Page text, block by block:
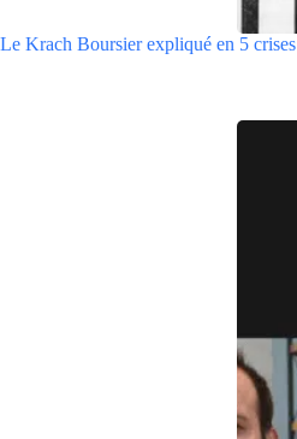
Le Krach Boursier expliqué en 5 crises